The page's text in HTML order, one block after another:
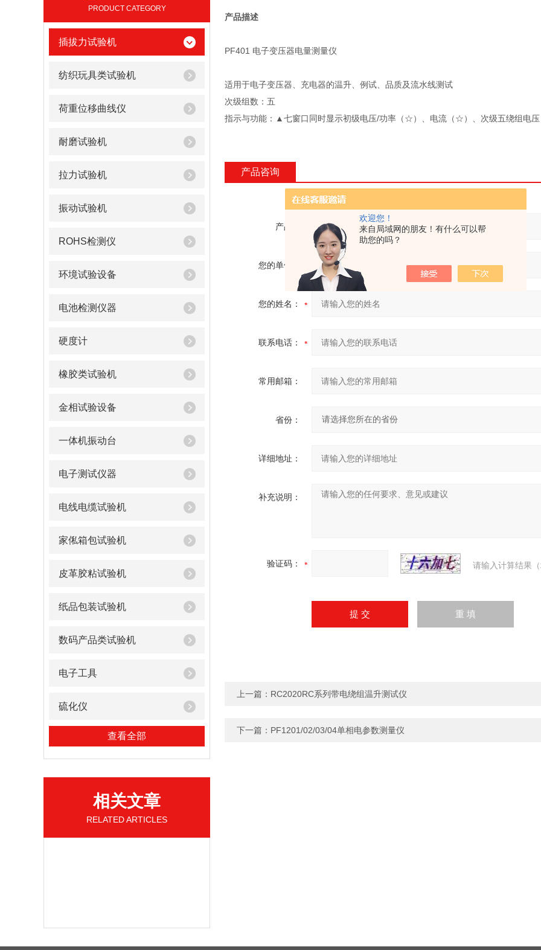
欢迎您！
来自局域网的朋友！有什么可以帮
助您的吗？
PRODUCT CATEGORY
插拔力试验机
纺织玩具类试验机
荷重位移曲线仪
耐磨试验机
拉力试验机
振动试验机
ROHS检测仪
环境试验设备
电池检测仪器
硬度计
橡胶类试验机
金相试验设备
一体机振动台
电子测试仪器
电线电缆试验机
家俬箱包试验机
皮革胶粘试验机
纸品包装试验机
数码产品类试验机
电子工具
硫化仪
查看全部
相关文章
RELATED ARTICLES
产品描述
PF401 电子变压器电量测量仪
适用于电子变压器、充电器的温升、例试、品质及流水线测试
次级组数：五
指示与功能：▲七窗口同时显示初级电压/功率（☆）、电流（☆）、次级五绕组电压
产品咨询
产品：
您的单位：
您的姓名：
联系电话：
常用邮箱：
省份：
详细地址：
补充说明：
验证码： 请输入计算结果
上一篇： RC2020RC系列带电绕组温升测试仪
下一篇： PF1201/02/03/04单相电参数测量仪